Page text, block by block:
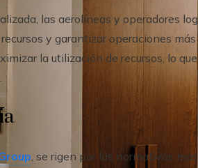
las aerolíneas y operadores
y garantizar operaciones más
la utilización de recursos, lo que
, se rigen por las normativas